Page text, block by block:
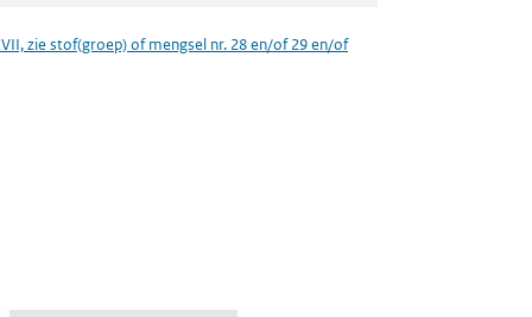
zie stof(groep) of mengsel nr. 28 en/of 29 en/of